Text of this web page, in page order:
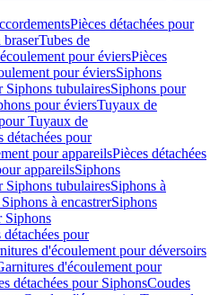
Pièces détachées pour
Tubes de
pour éviersPièces
pour éviersSiphons
Siphons tubulairesSiphons pour
pour éviersTuyaux de
Tuyaux de
détachées pour
pour appareilsPièces détachées
appareilsSiphons
Siphons tubulairesSiphons à
à encastrerSiphons
Siphons
détachées pour
d'écoulement pour déversoirs
d'écoulement pour
détachées pour SiphonsCoudes